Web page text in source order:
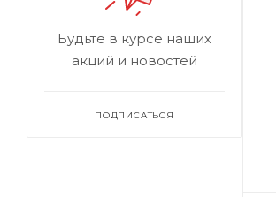
Будьте в курсе наших
акций и новостей
ПОДПИСАТЬСЯ